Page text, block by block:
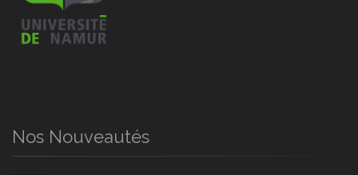
Nos Nouveautés